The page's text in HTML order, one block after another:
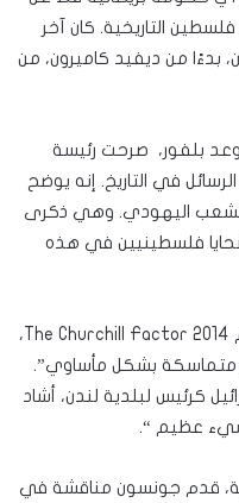
التاريخية. كان آخر
بدءًا من ديفيد كاميرون، من
لوعد بلفور، صرحت رئيسة
الرسائل في التاريخ. إنه يوضح
للشعب اليهودي. وهي ذكرى
فلسطينيين في هذه
وصف بوريس جونسون، في كتابه عام 2014 The Churchill Factor،
متماسكة بشكل مأساوي”.
إسرائيل كرئيس لبلدية لندن، أشاد
عظيم “.
الخارجية، قدم جونسون مناقشة في